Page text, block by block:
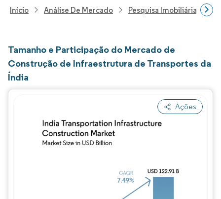
Início Análise De Mercado Pesquisa Imobiliária E De
Tamanho e Participação do Mercado de
Construção de Infraestrutura de Transportes da
Índia
Ações